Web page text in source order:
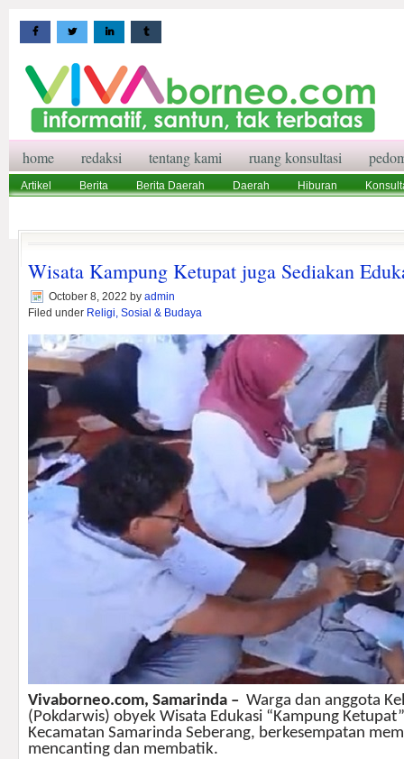
home redaksi tentang kami ruang konsultasi
Artikel Berita Berita Daerah Daerah Hiburan
Wisata Kampung Ketupat juga Sediakan
October 8, 2022 by admin
Filed under Religi, Sosial & Budaya
Vivaborneo.com, Samarinda – Warga dan anggota
(Pokdarwis) obyek Wisata Edukasi “Kampung
Kecamatan Samarinda Seberang, berkesempatan
mencanting dan membatik.